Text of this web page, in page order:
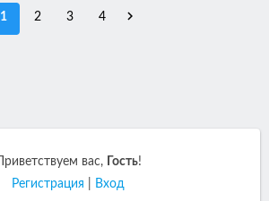
1 2 3 4
Приветствуем вас, Гость!
Регистрация
Вход